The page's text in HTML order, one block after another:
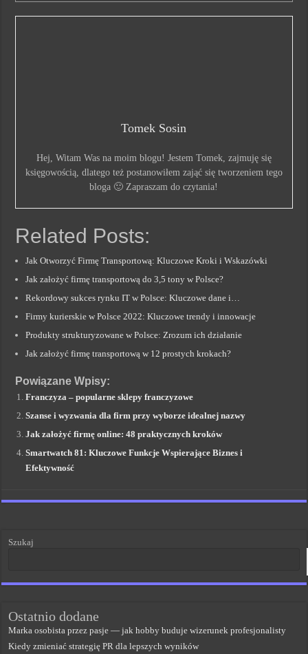
Tomek Sosin
Hej, Witam Was na moim blogu! Jestem Tomek, zajmuję się
księgowością, dlatego też postanowiłem zająć się tworzeniem tego
bloga 🙂 Zapraszam do czytania!
Related Posts:
Jak Otworzyć Firmę Transportową: Kluczowe Kroki i Wskazówki
Jak założyć firmę transportową do 3,5 tony w Polsce?
Rekordowy sukces rynku IT w Polsce: Kluczowe dane i…
Firmy kurierskie w Polsce 2022: Kluczowe trendy i innowacje
Produkty strukturyzowane w Polsce: Zrozum ich działanie
Jak założyć firmę transportową w 12 prostych krokach?
Powiązane Wpisy:
Franczyza – popularne sklepy franczyzowe
Szanse i wyzwania dla firm przy wyborze idealnej nazwy
Jak założyć firmę online: 48 praktycznych kroków
Smartwatch 81: Kluczowe Funkcje Wspierające Biznes i
Efektywność
Szukaj
Ostatnio dodane
Marka osobista przez pasje — jak hobby buduje wizerunek profesjonalisty
Kiedy zmieniać strategię PR dla lepszych wyników